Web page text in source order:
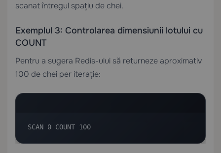
scanat întregul spațiu de chei.
Exemplul 3: Controlarea dimensiunii lotului cu
COUNT
Pentru a sugera Redis-ului să returneze aproximativ
100 de chei per iterație:
SCAN 0 COUNT 100